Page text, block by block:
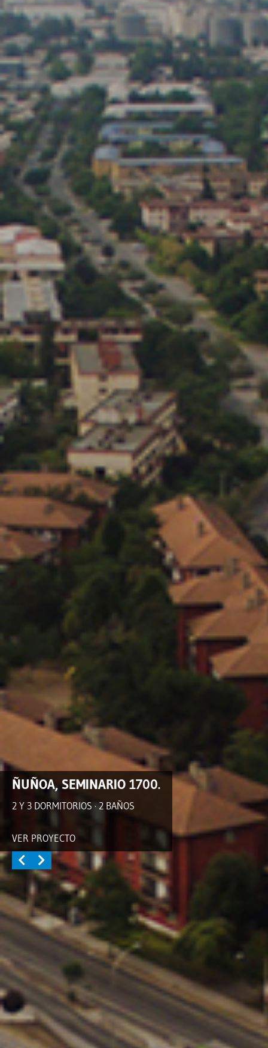
ÑUÑOA, SEMINARIO 1700.
2 Y 3 DORMITORIOS · 2 BAÑOS
VER PROYECTO